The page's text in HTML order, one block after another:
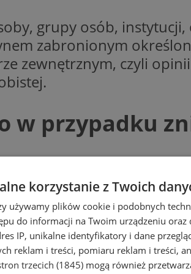
grupy osób,
zabronionym
zewnętrznym, czyli
w przypadku
zniesławienia
W wymiarze
do subiektywnego
była ona wyrażana w
między konstruktywną
korzystanie z Twoich
używamy plików cookie i podobnych
do informacji na Twoim urządzeniu
IP, unikalne identyfikatory i dane
reklam i treści, pomiaru reklam i treści,
trzecich (1845) mogą również